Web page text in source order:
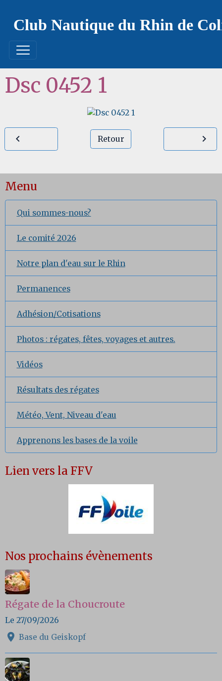
Club Nautique du Rhin de
Dsc 0452 1
Retour
Menu
Qui sommes-nous?
Le comité 2026
Notre plan d'eau sur le Rhin
Permanences
Adhésion/Cotisations
Photos : régates, fêtes, voyages et autres.
Vidéos
Résultats des régates
Météo, Vent, Niveau d'eau
Apprenons les bases de la voile
Lien vers la FFV
Nos prochains évènements
Régate de la Choucroute
Le 27/09/2026
Base du Geiskopf